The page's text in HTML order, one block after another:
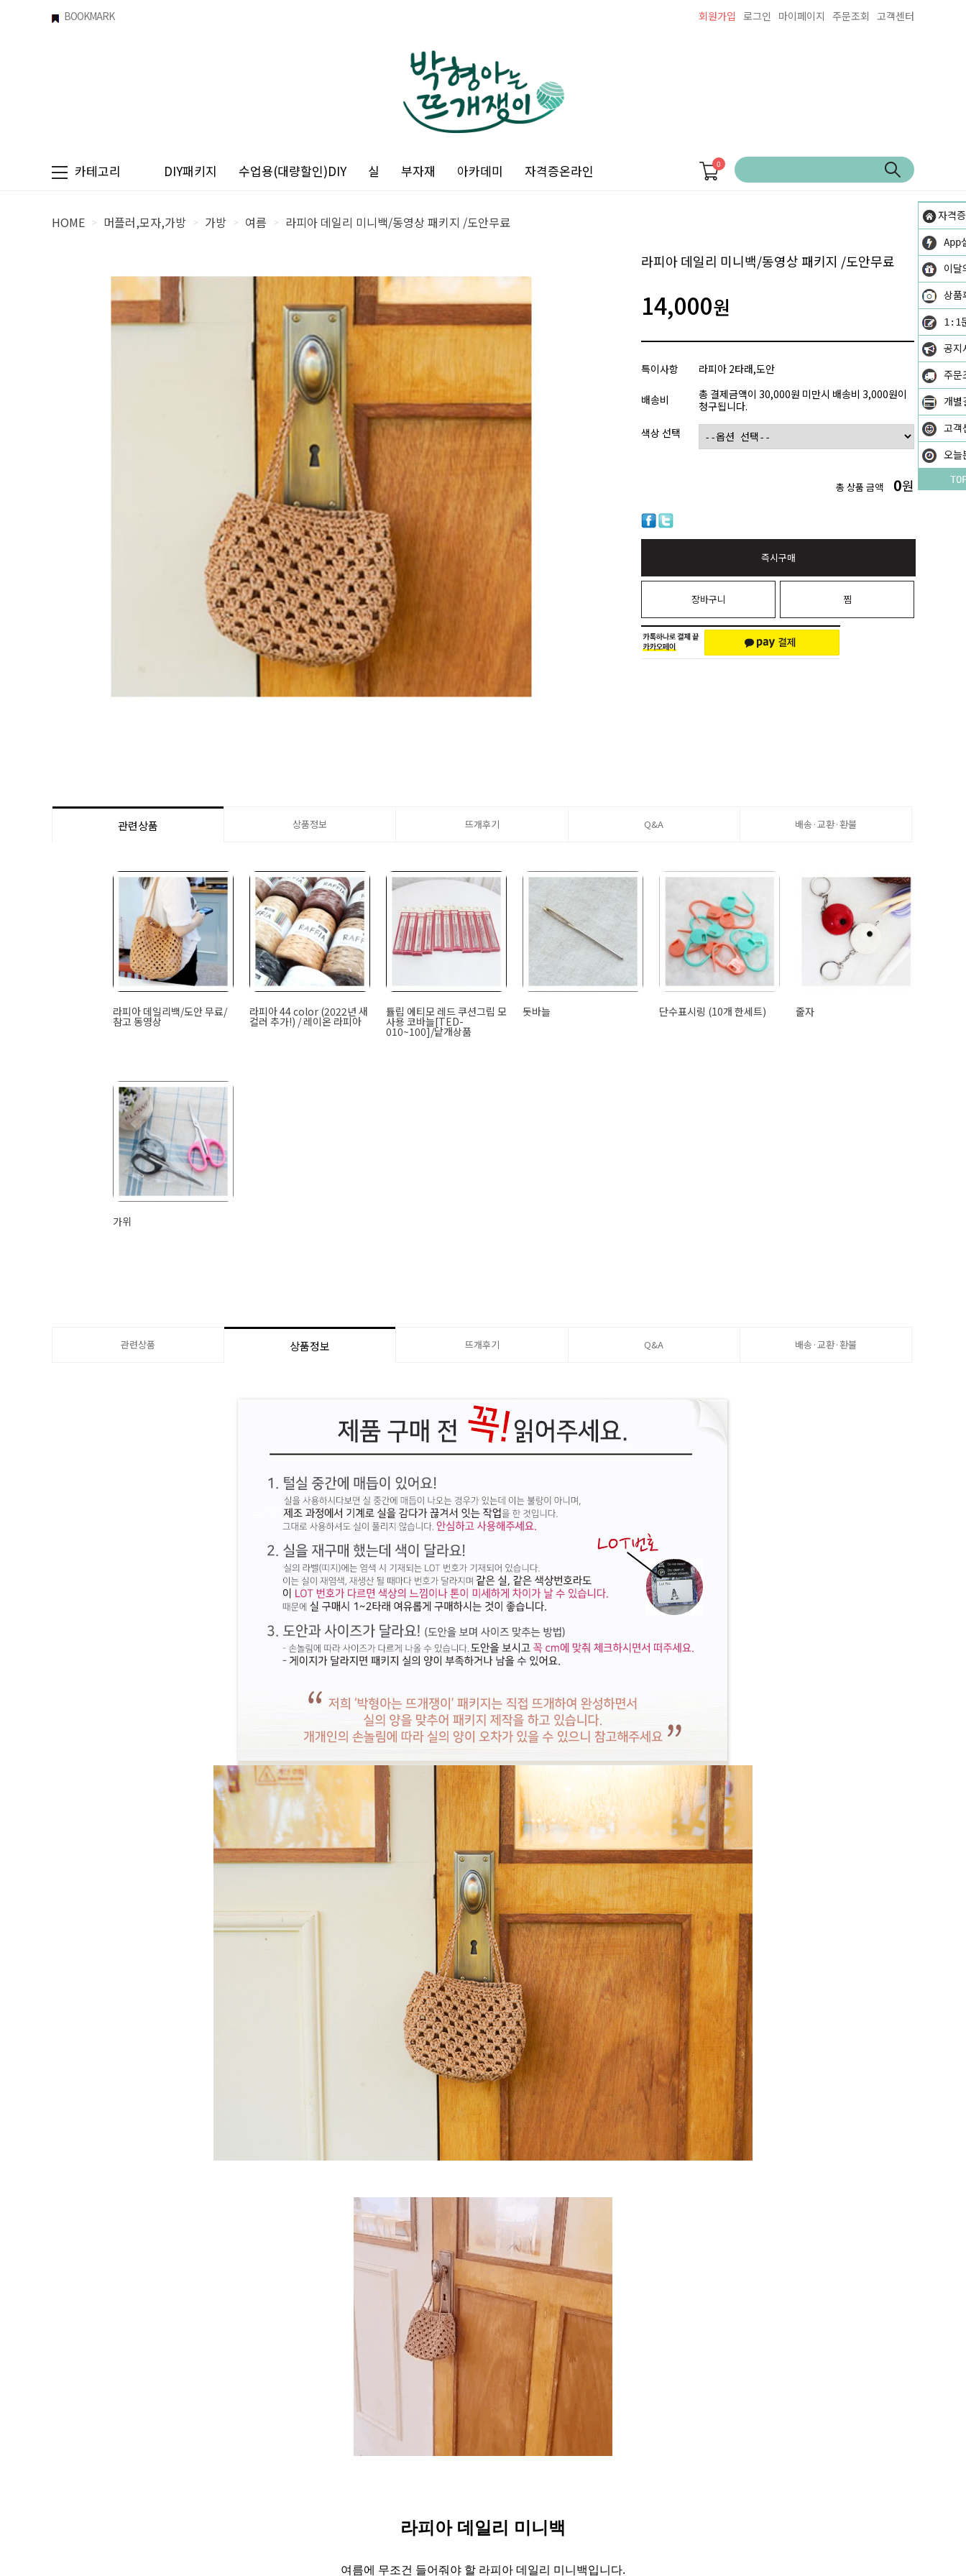
자격
App
이달
상품
1:1
공지
주문
개별
고객
오늘
BOOKMARK 회원가입 로그인 마이페이지 주문조회 고객센터
카테고리 DIY패키지 수업용(대량할인)DIY 실 부자재 아카데미 자격증온라인 0
HOME > 머플러,모자,가방 > 가방 > 여름 > 라피아 데일리 미니백/동영상 패키지 /도안무료
라피아 데일리 미니백/동영상 패키지 /도안무료
14,000원
특이사항 라피아 2타래,도안
배송비
총 결제금액이 30,000원 미만시 배송비 3,000원이
청구됩니다.
색상 선택
총 상품 금액 0원
즉시구매
장바구니 찜
관련상품 상품정보 뜨개후기 Q&A 배송·교환·환불
라피아 데일리백/도안 무료/
참고 동영상
라피아 44 color (2022년 새
컬러 추가!) / 레이온 라피아
튤립 에티모 레드 쿠션그립 모
사용 코바늘[TED-
010~100]/낱개상품
돗바늘 단수표시링 (10개 한세트) 줄자
가위
관련상품 상품정보 뜨개후기 Q&A 배송·교환·환불
라피아 데일리 미니백
여름에 무조건 들어줘야 할 라피아 데일리 미니백입니다.